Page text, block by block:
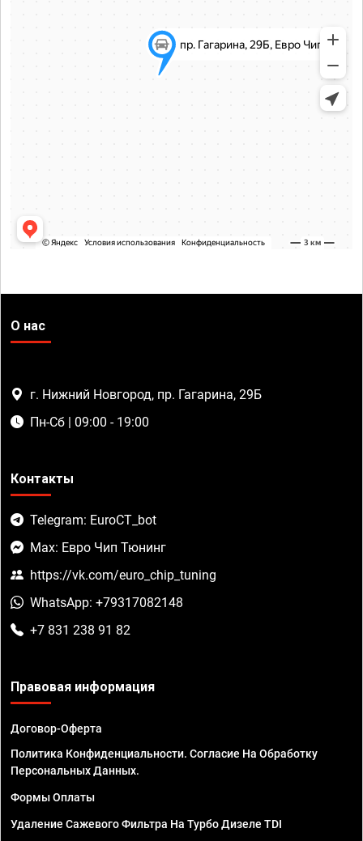
О нас
г. Нижний Новгород, пр. Гагарина, 29Б
Пн-Сб | 09:00 - 19:00
Контакты
Telegram: EuroCT_bot
Max: Евро Чип Тюнинг
https://vk.com/euro_chip_tuning
WhatsApp: +79317082148
+7 831 238 91 82
Правовая информация
Договор-Оферта
Политика Конфиденциальности. Согласие На Обработку
Персональных Данных.
Формы Оплаты
Удаление Сажевого Фильтра На Турбо Дизеле TDI